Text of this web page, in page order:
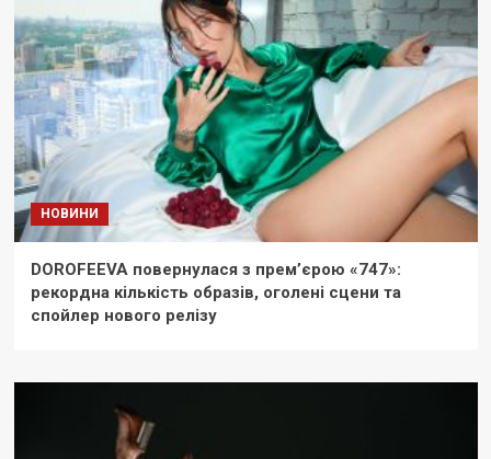
НОВИНИ
DOROFEEVA повернулася з прем’єрою «747»:
рекордна кількість образів, оголені сцени та
спойлер нового релізу